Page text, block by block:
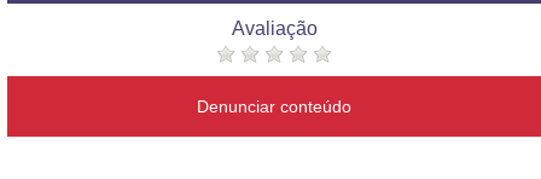
Avaliação
Denunciar conteúdo